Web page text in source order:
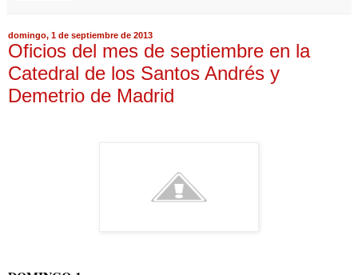
domingo, 1 de septiembre de 2013
Oficios del mes de septiembre en la
Catedral de los Santos Andrés y
Demetrio de Madrid